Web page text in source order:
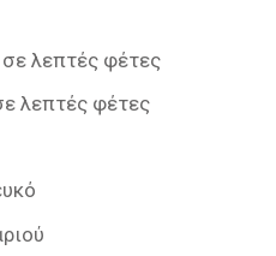
σε λεπτές φέτες
λεπτές φέτες